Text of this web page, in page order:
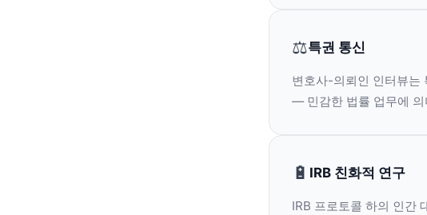
⚖️특권 통신
변호사-의뢰인 인터뷰는
— 민감한 법률 업무에 의
🔋 IRB 친화적 연구
IRB 프로토콜 하의 인간